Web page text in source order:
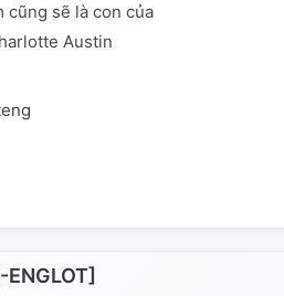
cũng sẽ là con của
Austin
ENGLOT]